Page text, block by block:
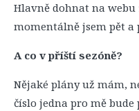
Hlavně dohnat na webu
momentálně jsem pět a
A co v příští sezóně?
Nějaké plány už mám,
číslo jedna pro mě